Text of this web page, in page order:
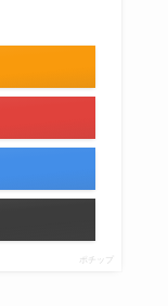
ポチップ